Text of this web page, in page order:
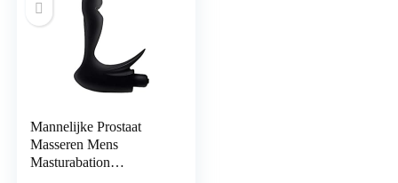
Mannelijke Prostaat
Masseren Mens
Masturabation